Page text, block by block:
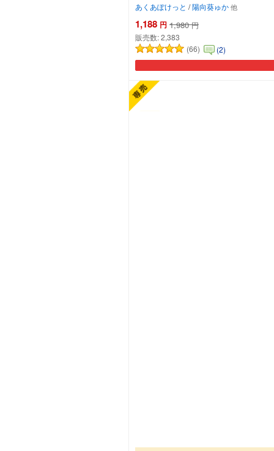
あくあぽけっと /陽向葵ゅか
1,188 円 1,980 円
販売数:2,383
(66)
(2)